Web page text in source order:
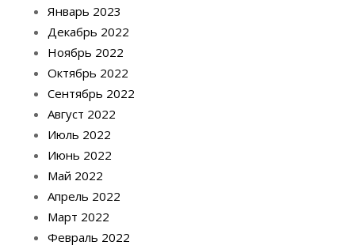
Январь 2023
Декабрь 2022
Ноябрь 2022
Октябрь 2022
Сентябрь 2022
Август 2022
Июль 2022
Июнь 2022
Май 2022
Апрель 2022
Март 2022
Февраль 2022